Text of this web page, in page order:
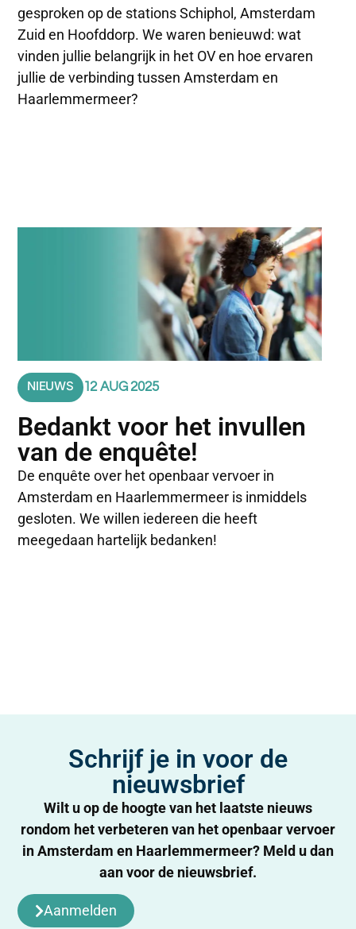
gesproken op de stations Schiphol, Amsterdam
Zuid en Hoofddorp. We waren benieuwd: wat
vinden jullie belangrijk in het OV en hoe ervaren
jullie de verbinding tussen Amsterdam en
Haarlemmermeer?
NIEUWS 12 AUG 2025
Bedankt voor het invullen
van de enquête!
De enquête over het openbaar vervoer in
Amsterdam en Haarlemmermeer is inmiddels
gesloten. We willen iedereen die heeft
meegedaan hartelijk bedanken!
Schrijf je in voor de
nieuwsbrief
Wilt u op de hoogte van het laatste nieuws
rondom het verbeteren van het openbaar vervoer
in Amsterdam en Haarlemmermeer? Meld u dan
aan voor de nieuwsbrief.
Aanmelden